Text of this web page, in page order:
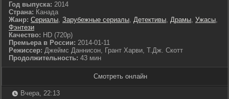
Год выпуска: 2014
Страна: Канада
Жанр: Сериалы, Зарубежные сериалы, Детективы, Драмы, Ужасы,
Фэнтези
Качество: HD (720p)
Премьера в России: 2014-01-11
Режиссер: Джеймс Даннисон, Грант Харви, Т.Дж. Скотт
Продолжительность: 43 мин
Смотреть онлайн
Вчера, 22:13